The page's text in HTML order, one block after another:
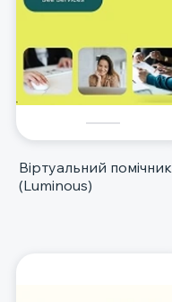
Віртуальний помічник
(Luminous)